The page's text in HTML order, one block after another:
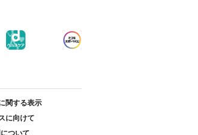
関する表示
に向けて
ついて